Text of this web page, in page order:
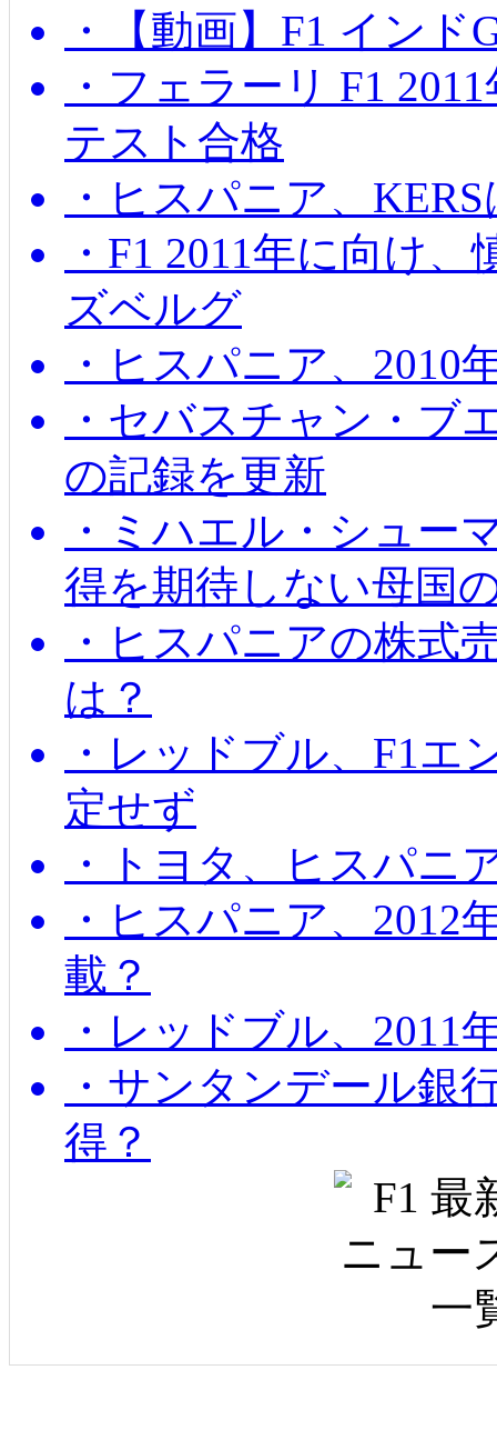
・【動画】F1 イン
・フェラーリ F1
テスト合格
・ヒスパニア、
・F1 2011年に向け
ズベルグ
・ヒスパニア、2010
・セバスチャン・ブ
の記録を更新
・ミハエル・シュー
得を期待しない母国
・ヒスパニアの株式
は？
・レッドブル、F1エ
定せず
・トヨタ、ヒスパニ
・ヒスパニア、2012
載？
・レッドブル、2011
・サンタンデール銀
得？